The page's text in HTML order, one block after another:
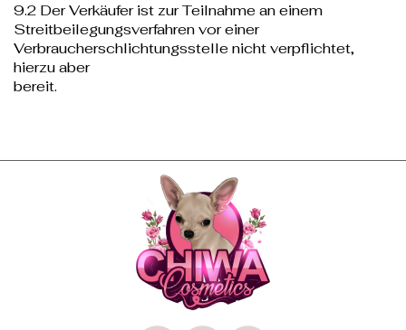
9.2 Der Verkäufer ist zur Teilnahme an einem
Streitbeilegungsverfahren vor einer
Verbraucherschlichtungsstelle nicht verpflichtet,
hierzu aber
bereit.